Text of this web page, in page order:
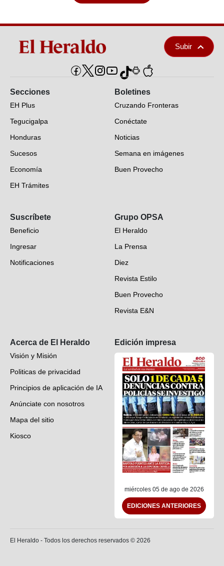
Subir
Secciones
EH Plus
Tegucigalpa
Honduras
Sucesos
Economía
EH Trámites
EH Verifica
Fotogalerías
Deportes
Videos
Boletines
Cruzando Fronteras
Conéctate
Noticias
Semana en imágenes
Buen Provecho
Suscríbete
Beneficio
Ingresar
Notificaciones
Grupo OPSA
El Heraldo
La Prensa
Diez
Revista Estilo
Buen Provecho
Revista E&N
Acerca de El Heraldo
Visión y Misión
Politicas de privacidad
Principios de aplicación de IA
Anúnciate con nosotros
Mapa del sitio
Kiosco
Edición impresa
miércoles 05 de ago de 2026
EDICIONES ANTERIORES
El Heraldo - Todos los derechos reservados © 2026